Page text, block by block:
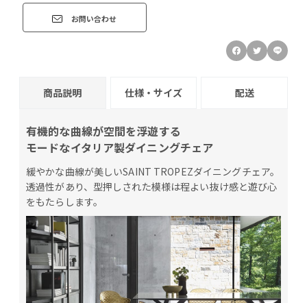
お問い合わせ
商品説明 仕様・サイズ 配送
有機的な曲線が空間を浮遊する
モードなイタリア製ダイニングチェア
緩やかな曲線が美しいSAINT TROPEZダイニングチェア。
透過性があり、型押しされた模様は程よい抜け感と遊び心
をもたらします。